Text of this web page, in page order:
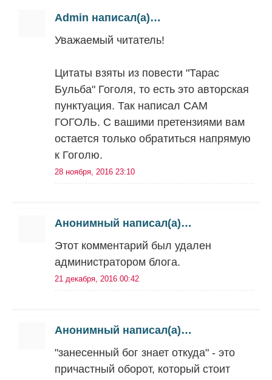
Admin написал(а)…
Уважаемый читатель!
Цитаты взяты из повести "Тарас
Бульба" Гоголя, то есть это авторская
пунктуация. Так написал САМ
ГОГОЛЬ. С вашими претензиями вам
остается только обратиться напрямую
к Гоголю.
28 ноября, 2016 23:10
Анонимный написал(а)…
Этот комментарий был удален
администратором блога.
21 декабря, 2016 00:42
Анонимный написал(а)…
"занесенный бог знает откуда" - это
причастный оборот, который стоит